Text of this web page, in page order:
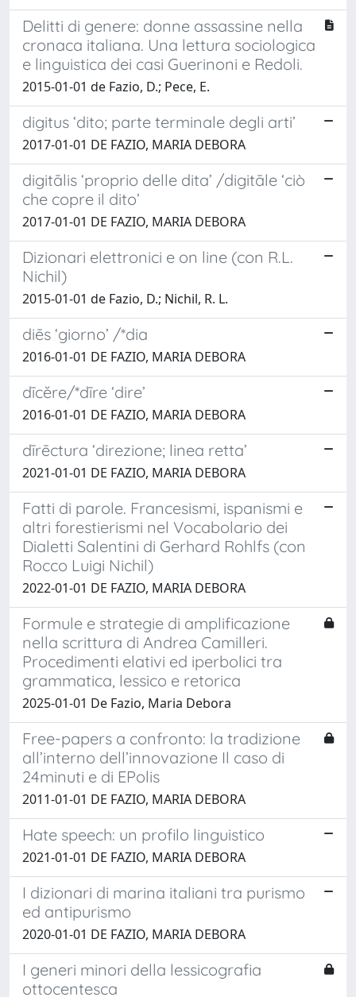
Delitti di genere: donne assassine nella
cronaca italiana. Una lettura sociologica
e linguistica dei casi Guerinoni e Redoli.
2015-01-01 de Fazio, D.; Pece, E.
digitus ‘dito; parte terminale degli arti’
2017-01-01 DE FAZIO, MARIA DEBORA
digitālis ‘proprio delle dita’ /digitāle ‘ciò
che copre il dito’
2017-01-01 DE FAZIO, MARIA DEBORA
Dizionari elettronici e on line (con R.L.
Nichil)
2015-01-01 de Fazio, D.; Nichil, R. L.
diēs ‘giorno’ /*dia
2016-01-01 DE FAZIO, MARIA DEBORA
dīcĕre/*dīre ‘dire’
2016-01-01 DE FAZIO, MARIA DEBORA
dīrēctura ‘direzione; linea retta’
2021-01-01 DE FAZIO, MARIA DEBORA
Fatti di parole. Francesismi, ispanismi e
altri forestierismi nel Vocabolario dei
Dialetti Salentini di Gerhard Rohlfs (con
Rocco Luigi Nichil)
2022-01-01 DE FAZIO, MARIA DEBORA
Formule e strategie di amplificazione
nella scrittura di Andrea Camilleri.
Procedimenti elativi ed iperbolici tra
grammatica, lessico e retorica
2025-01-01 De Fazio, Maria Debora
Free-papers a confronto: la tradizione
all’interno dell’innovazione Il caso di
24minuti e di EPolis
2011-01-01 DE FAZIO, MARIA DEBORA
Hate speech: un profilo linguistico
2021-01-01 DE FAZIO, MARIA DEBORA
I dizionari di marina italiani tra purismo
ed antipurismo
2020-01-01 DE FAZIO, MARIA DEBORA
I generi minori della lessicografia
ottocentesca